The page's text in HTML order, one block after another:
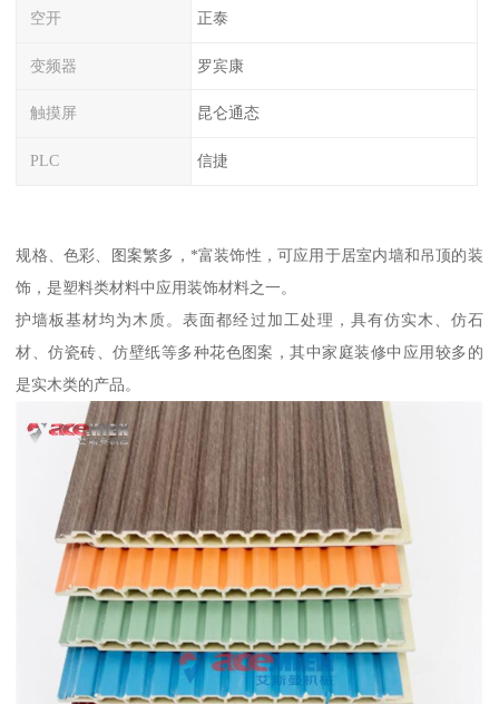
空开 正泰
变频器 罗宾康
触摸屏 昆仑通态
PLC 信捷
规格、色彩、图案繁多，*富装饰性，可应用于居室内墙和吊顶的装
饰，是塑料类材料中应用装饰材料之一。
护墙板基材均为木质。表面都经过加工处理，具有仿实木、仿石
材、仿瓷砖、仿壁纸等多种花色图案，其中家庭装修中应用较多的
是实木类的产品。